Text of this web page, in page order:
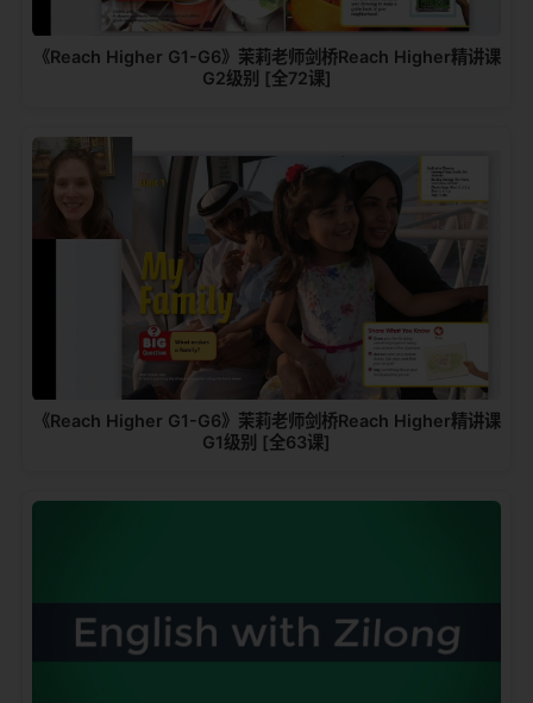
《Reach Higher G1-G6》茉莉老师剑桥Reach Higher精讲课
G2级别 [全72课]
《Reach Higher G1-G6》茉莉老师剑桥Reach Higher精讲课
G1级别 [全63课]